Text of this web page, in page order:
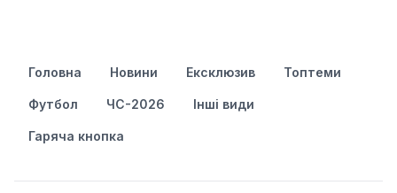
Головна Новини Ексклюзив Топтеми
Футбол ЧС-2026 Інші види
Гаряча кнопка